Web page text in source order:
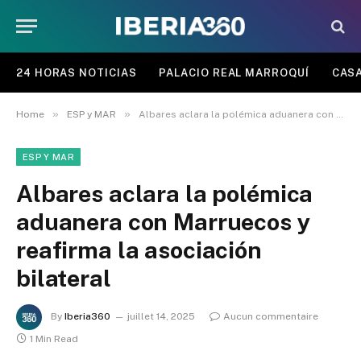
24 HORAS NOTICIAS PALACIO REAL MARROQUÍ
Home » ESP y MAR » Albares aclara la polémica aduanera con Marruecos y reafirma la asociación bilateral
ESP Y MAR
Albares aclara la polémica
aduanera con Marruecos y
reafirma la asociación
bilateral
By Iberia360 juillet 14, 2025
Aucun commentaire
1 Min Read